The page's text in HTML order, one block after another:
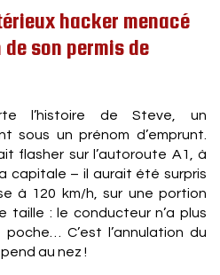
hacker menacé
son permis de
l’histoire de Steve, un
sous un prénom d’emprunt.
flasher sur l’autoroute A1, à
capitale – il aurait été surpris
à 120 km/h, sur une portion
taille : le conducteur n’a plus
C’est l’annulation du
au nez !